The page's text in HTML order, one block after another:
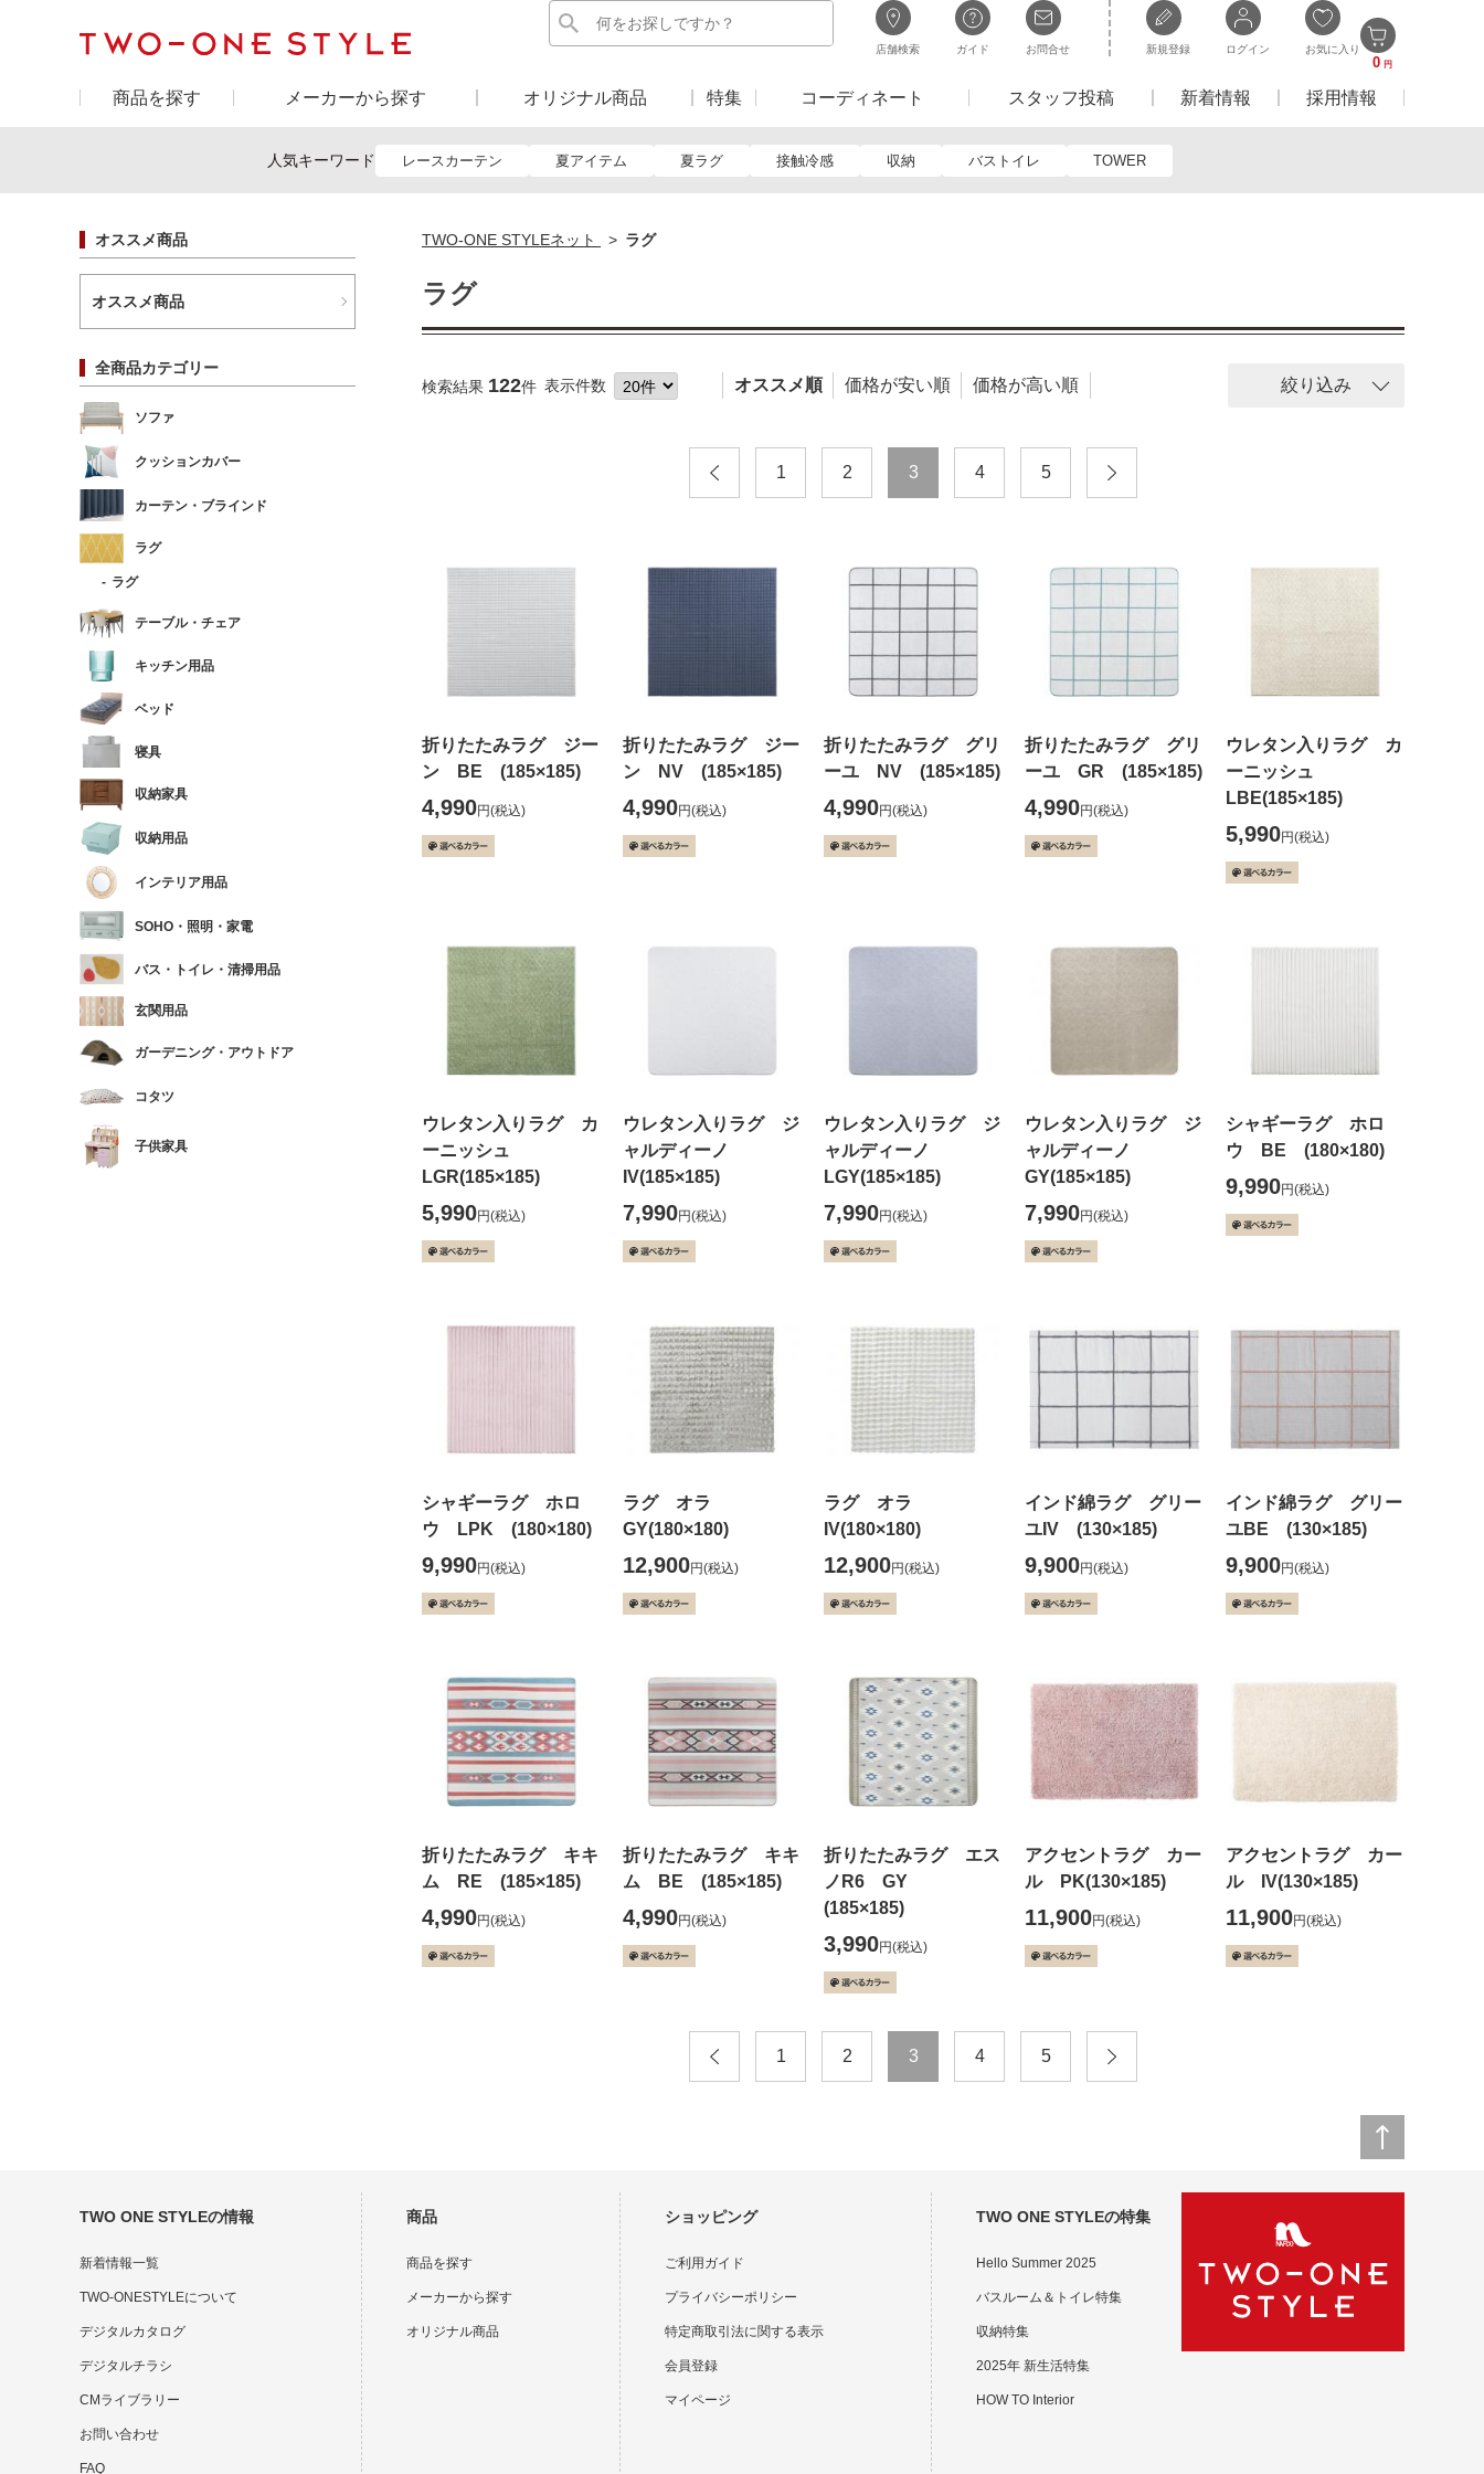
店舗検索 ガイド お問合せ 新規登録 ログイン お気に入り
0 円
商品を探す メーカーから探す オリジナル商品 特集 コーディネート スタッフ投稿 新着情報 採用情報
人気キーワード レースカーテン 夏アイテム 夏ラグ 接触冷感 収納 バストイレ TOWER
TWO-ONE STYLEネット ラグ
ラグ
検索結果 122件 表示件数 オススメ順 価格が安い順 価格が高い順 絞り込み
1 2 3 4 5
折りたたみラグ ジー
ン BE (185×185)
4,990円(税込)
折りたたみラグ ジー
ン NV (185×185)
4,990円(税込)
折りたたみラグ グリ
ーユ NV (185×185)
4,990円(税込)
折りたたみラグ グリ
ーユ GR (185×185)
4,990円(税込)
ウレタン入りラグ カ
ーニッシュ
LBE(185×185)
5,990円(税込)
ウレタン入りラグ カ
ーニッシュ
LGR(185×185)
5,990円(税込)
ウレタン入りラグ ジ
ャルディーノ
IV(185×185)
7,990円(税込)
ウレタン入りラグ ジ
ャルディーノ
LGY(185×185)
7,990円(税込)
ウレタン入りラグ ジ
ャルディーノ
GY(185×185)
7,990円(税込)
シャギーラグ ホロ
ウ BE (180×180)
9,990円(税込)
シャギーラグ ホロ
ウ LPK (180×180)
9,990円(税込)
ラグ オラ
GY(180×180)
12,900円(税込)
ラグ オラ
IV(180×180)
12,900円(税込)
インド綿ラグ グリー
ユIV (130×185)
9,900円(税込)
インド綿ラグ グリー
ユBE (130×185)
9,900円(税込)
折りたたみラグ キキ
ム RE (185×185)
4,990円(税込)
折りたたみラグ キキ
ム BE (185×185)
4,990円(税込)
折りたたみラグ エス
ノR6 GY
(185×185)
3,990円(税込)
アクセントラグ カー
ル PK(130×185)
11,900円(税込)
アクセントラグ カー
ル IV(130×185)
11,900円(税込)
1 2 3 4 5
オススメ商品
オススメ商品
全商品カテゴリー
ソファ
クッションカバー
カーテン・ブラインド
ラグ
ラグ
テーブル・チェア
キッチン用品
ベッド
寝具
収納家具
収納用品
インテリア用品
SOHO・照明・家電
バス・トイレ・清掃用品
玄関用品
ガーデニング・アウトドア
コタツ
子供家具
TWO ONE STYLEの情報
新着情報一覧
TWO-ONESTYLEについて
デジタルカタログ
デジタルチラシ
CMライブラリー
お問い合わせ
FAQ
商品
商品を探す
メーカーから探す
オリジナル商品
ショッピング
ご利用ガイド
プライバシーポリシー
特定商取引法に関する表示
会員登録
マイページ
TWO ONE STYLEの特集
Hello Summer 2025
バスルーム＆トイレ特集
収納特集
2025年 新生活特集
HOW TO Interior